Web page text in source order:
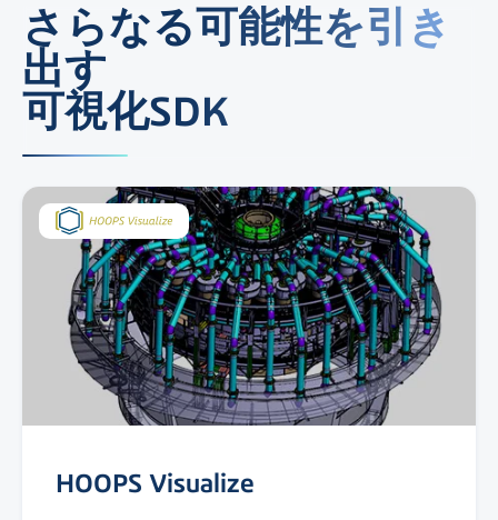
さらなる可能性を引き
出す
可視化SDK
HOOPS Visualize